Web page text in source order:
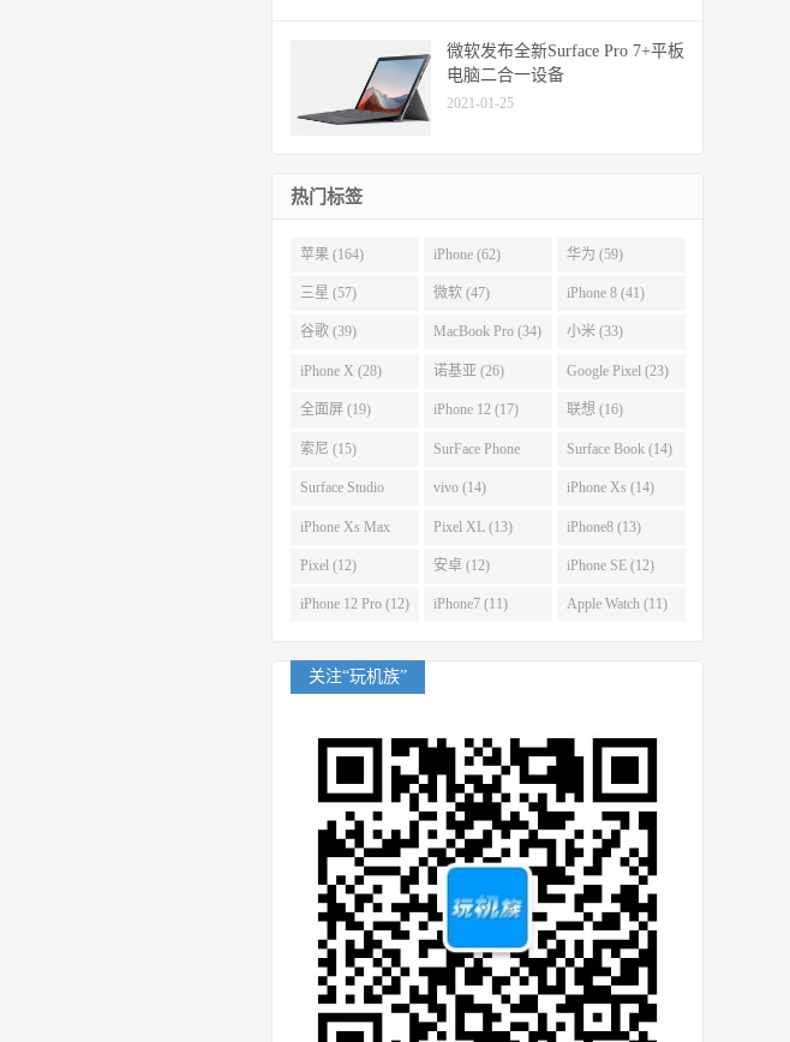
微软发布全新Surface Pro 7+平板
电脑二合一设备
2021-01-25
热门标签
苹果 (164) iPhone (62) 华为 (59)
三星 (57) 微软 (47) iPhone 8 (41)
谷歌 (39) MacBook Pro (34) 小米 (33)
iPhone X (28) 诺基亚 (26) Google Pixel (23)
全面屏 (19) iPhone 12 (17) 联想 (16)
索尼 (15) SurFace Phone
(14)
Surface Book (14)
Surface Studio
(14)
vivo (14) iPhone Xs (14)
iPhone Xs Max
(14)
Pixel XL (13) iPhone8 (13)
Pixel (12) 安卓 (12) iPhone SE (12)
iPhone 12 Pro (12) iPhone7 (11) Apple Watch (11)
关注“玩机族”